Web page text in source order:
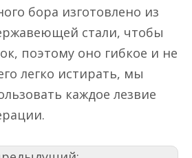
бора изготовлено из
стали, чтобы
поэтому оно гибкое и не
легко истирать, мы
каждое лезвие